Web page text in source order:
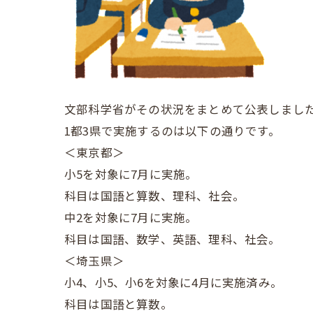
文部科学省がその状況をまとめて公表しまし
1都3県で実施するのは以下の通りです。
＜東京都＞
小5を対象に7月に実施。
科目は国語と算数、理科、社会。
中2を対象に7月に実施。
科目は国語、数学、英語、理科、社会。
＜埼玉県＞
小4、小5、小6を対象に4月に実施済み。
科目は国語と算数。